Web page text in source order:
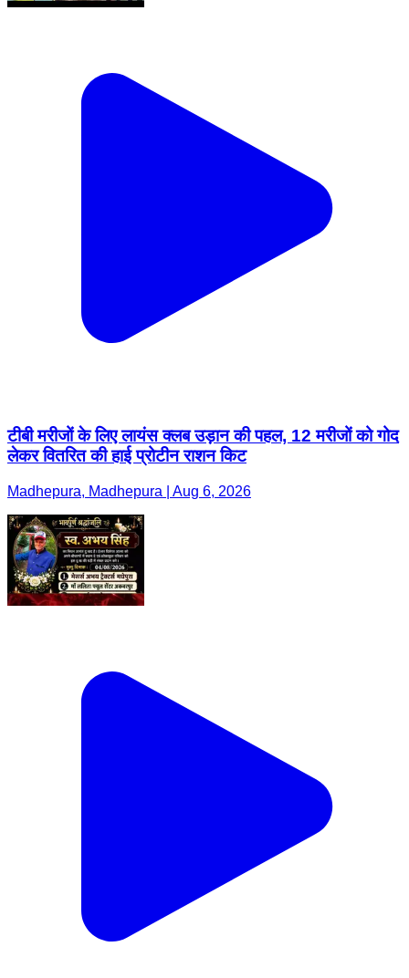
टीबी मरीजों के लिए लायंस क्लब उड़ान की पहल, 12 मरीजों को गोद
लेकर वितरित की हाई प्रोटीन राशन किट
Madhepura, Madhepura | Aug 6, 2026